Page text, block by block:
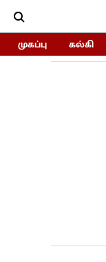
முகப்பு கல்கி